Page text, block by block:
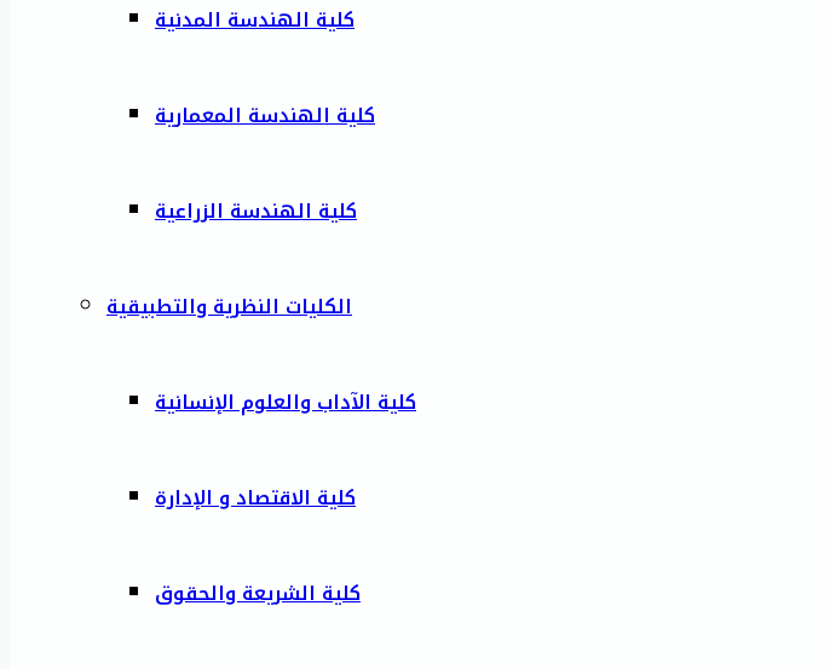
كلية الهندسة المدنية
كلية الهندسة المعمارية
كلية الهندسة الزراعية
الكليات النظرية والتطبيقية
كلية الآداب والعلوم الإنسانية
كلية الاقتصاد و الإدارة
كلية الشريعة والحقوق